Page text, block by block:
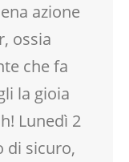
azione
ossia
che fa
la gioia
Lunedì 2
di sicuro,